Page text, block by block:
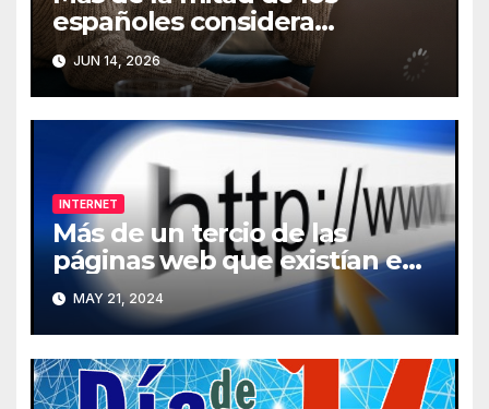
españoles considera
fundamental la conexión a
Internet
JUN 14, 2026
INTERNET
Más de un tercio de las
páginas web que existían en
2013 han desaparecido de
Internet
MAY 21, 2024